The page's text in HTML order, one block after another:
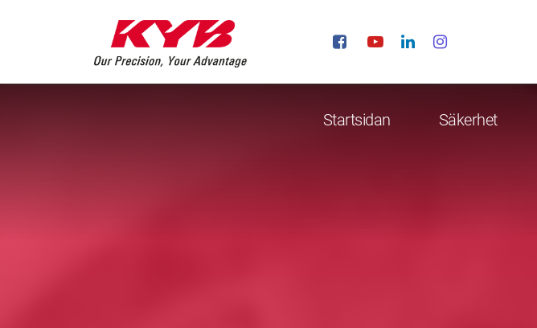
Startsidan Säkerhet